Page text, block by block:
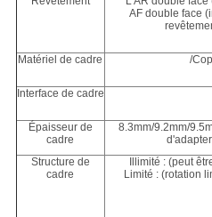
AF double face
Matériel de cadre /
Interface de cadre
Épaisseur de
cadre
8.3mm/9.2mm/
Structure de
cadre
Illimité : (peut
Limité : (rotation